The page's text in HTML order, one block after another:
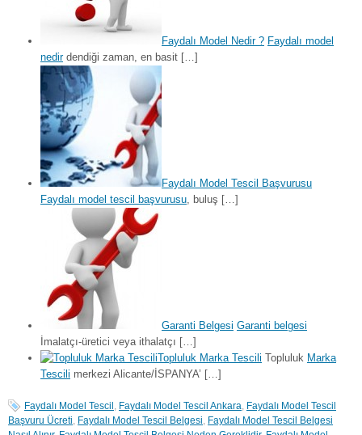
Faydalı Model Nedir ? Faydalı model
nedirdendiği zaman, en basit […]
Faydalı Model Tescil Başvurusu
Faydalı model tescil başvurusu , buluş […]
Garanti Belgesi Garanti belgesi
İmalatçı-üretici veya ithalatçı […]
Topluluk Marka Tescili Topluluk Marka
Tescili merkezi Alicante/İSPANYA’ […]
Faydalı Model Tescil, Faydalı Model Tescil Ankara, Faydalı Model Tescil
Başvuru Ücreti, Faydalı Model Tescil Belgesi, Faydalı Model Tescil Belgesi